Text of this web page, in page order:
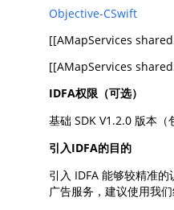
Objective-CSwift
IDFA权限（可选）
基础 SDK V1.2.0 版本
引入IDFA的目的
引入 IDFA 能够较精准
广告服务，建议使用我